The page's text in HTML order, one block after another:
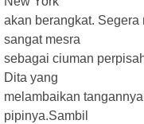
akan berangkat.
sangat mesra
sebagai ciuman
Dita yang
melambaikan
pipinya.Sambil